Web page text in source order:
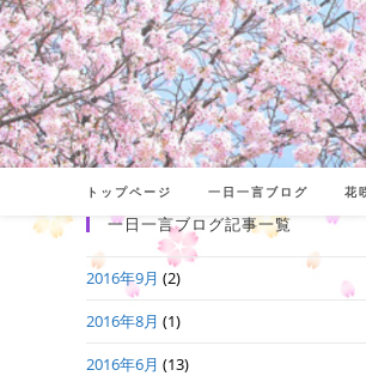
コ
ン
テ
ン
ツ
トップページ 一日一言ブログ 花
一日一言ブログ記事一覧
2016年9月 (2)
2016年8月 (1)
2016年6月 (13)